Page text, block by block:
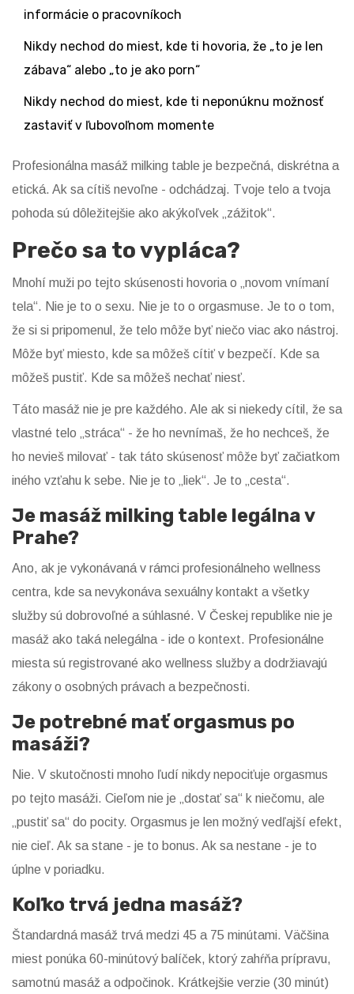
informácie o pracovníkoch
Nikdy nechod do miest, kde ti hovoria, že „to je len
zábava“ alebo „to je ako porn“
Nikdy nechod do miest, kde ti neponúknu možnosť
zastaviť v ľubovoľnom momente
Profesionálna masáž milking table je bezpečná, diskrétna a
etická. Ak sa cítiš nevoľne - odchádzaj. Tvoje telo a tvoja
pohoda sú dôležitejšie ako akýkoľvek „zážitok“.
Prečo sa to vypláca?
Mnohí muži po tejto skúsenosti hovoria o „novom vnímaní
tela“. Nie je to o sexu. Nie je to o orgasmuse. Je to o tom,
že si si pripomenul, že telo môže byť niečo viac ako nástroj.
Môže byť miesto, kde sa môžeš cítiť v bezpečí. Kde sa
môžeš pustiť. Kde sa môžeš nechať niesť.
Táto masáž nie je pre každého. Ale ak si niekedy cítil, že sa
vlastné telo „stráca“ - že ho nevnímaš, že ho nechceš, že
ho nevieš milovať - tak táto skúsenosť môže byť začiatkom
iného vzťahu k sebe. Nie je to „liek“. Je to „cesta“.
Je masáž milking table legálna v
Prahe?
Ano, ak je vykonávaná v rámci profesionálneho wellness
centra, kde sa nevykonáva sexuálny kontakt a všetky
služby sú dobrovoľné a súhlasné. V Českej republike nie je
masáž ako taká nelegálna - ide o kontext. Profesionálne
miesta sú registrované ako wellness služby a dodržiavajú
zákony o osobných právach a bezpečnosti.
Je potrebné mať orgasmus po
masáži?
Nie. V skutočnosti mnoho ľudí nikdy nepociťuje orgasmus
po tejto masáži. Cieľom nie je „dostať sa“ k niečomu, ale
„pustiť sa“ do pocity. Orgasmus je len možný vedľajší efekt,
nie cieľ. Ak sa stane - je to bonus. Ak sa nestane - je to
úplne v poriadku.
Koľko trvá jedna masáž?
Štandardná masáž trvá medzi 45 a 75 minútami. Väčšina
miest ponúka 60-minútový balíček, ktorý zahŕňa prípravu,
samotnú masáž a odpočinok. Krátkejšie verzie (30 minút)